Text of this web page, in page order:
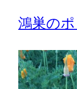
鴻巣の